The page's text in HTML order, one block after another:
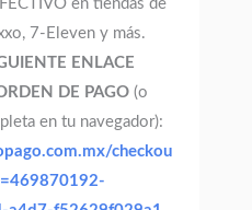
en tiendas de
7-Eleven y más.
ENLACE
DE PAGO (o
en tu navegador):
checkou